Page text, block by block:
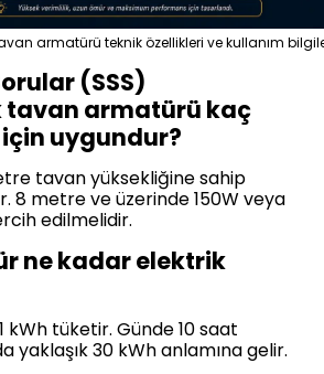
armatürü teknik özellikleri ve kullanım
(SSS)
tavan armatürü kaç
uygundur?
tavan yüksekliğine sahip
8 metre ve üzerinde 150W veya
edilmelidir.
ne kadar elektrik
kWh tüketir. Günde 10 saat
yaklaşık 30 kWh anlamına gelir.